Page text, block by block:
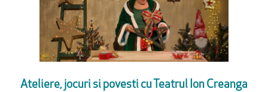
Ateliere, jocuri si povesti cu Teatrul Ion Creanga